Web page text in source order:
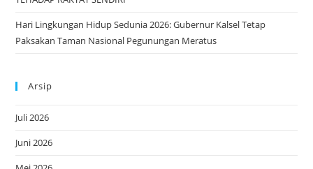
Hari Lingkungan Hidup Sedunia 2026: Gubernur Kalsel Tetap
Paksakan Taman Nasional Pegunungan Meratus
Arsip
Juli 2026
Juni 2026